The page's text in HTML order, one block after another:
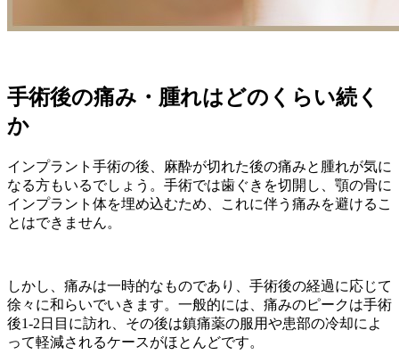
手術後の痛み・腫れはどのくらい続く
か
インプラント手術の後、麻酔が切れた後の痛みと腫れが気に
なる方もいるでしょう。手術では歯ぐきを切開し、顎の骨に
インプラント体を埋め込むため、これに伴う痛みを避けるこ
とはできません。
しかし、痛みは一時的なものであり、手術後の経過に応じて
徐々に和らいでいきます。一般的には、痛みのピークは手術
後1-2日目に訪れ、その後は鎮痛薬の服用や患部の冷却によ
って軽減されるケースがほとんどです。